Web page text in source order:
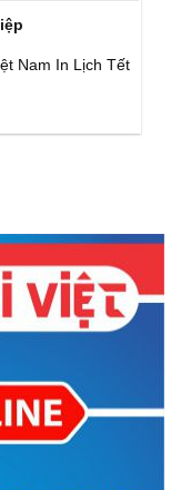
Nam In Lịch Tết